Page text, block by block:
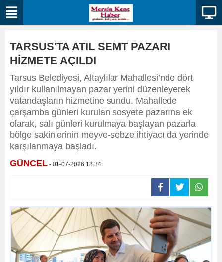
TARSUS'TA ATIL SEMT PAZARI
HİZMETE AÇILDI
Tarsus Belediyesi, Altaylılar Mahallesi’nde dört
yıldır kullanılmayan pazar yerini düzenleyerek
vatandaşların hizmetine sundu. Mahallede
çarşamba günleri kurulan sosyete pazarına ek
olarak, salı günleri kurulmaya başlayan pazarla
bölge sakinlerinin meyve-sebze ihtiyacı da yerinde
karşılanmaya başladı.
GÜNCEL - 01-07-2026 18:34